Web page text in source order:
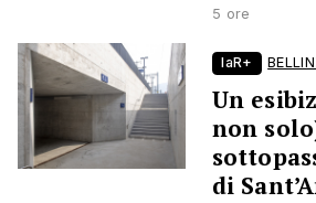
5 ore
laR+
Un
non
di